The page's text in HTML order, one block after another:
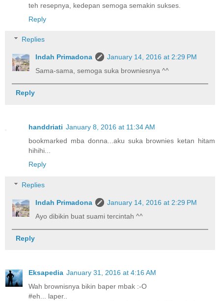
teh resepnya, kedepan semoga semakin sukses.
Reply
Replies
Indah Primadona
January 14, 2016 at 2:29 PM
Sama-sama, semoga suka browniesnya ^^
Reply
handdriati January 8, 2016 at 11:34 AM
bookmarked mba donna...aku suka brownies ketan hitam
hihihi...
Reply
Replies
Indah Primadona
January 14, 2016 at 2:29 PM
Ayo dibikin buat suami tercintah ^^
Reply
Eksapedia January 31, 2016 at 4:16 AM
Wah brownisnya bikin baper mbak :-O
#eh... laper..